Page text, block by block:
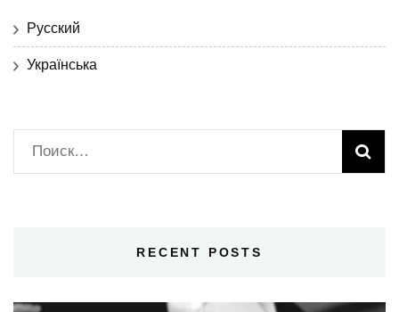
Русский
Українська
Найти:
RECENT POSTS